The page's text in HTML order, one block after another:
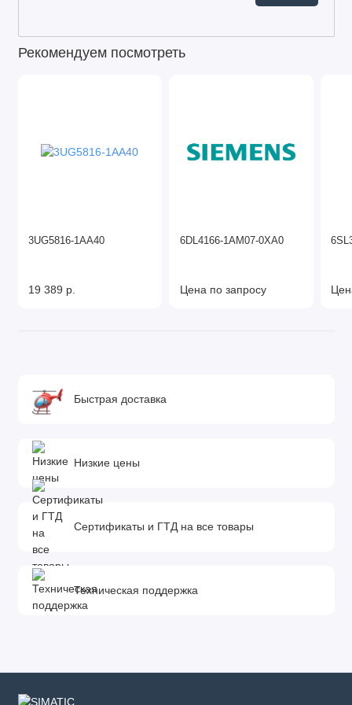
Рекомендуем посмотреть
3UG5816-1AA40
19 389 р.
6DL4166-1AM07-0XA0
Цена по запросу
Быстрая доставка
Низкие цены
Сертификаты и ГТД на все товары
Техническая поддержка